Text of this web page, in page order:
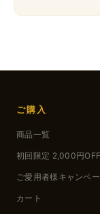
ご購入
商品一覧
初回限定 2,000円OFF
ご愛用者様キャンペ
カート